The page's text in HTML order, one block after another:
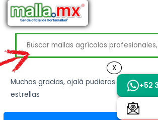
contenido
Muchas gracias, ojalá pudieras dejar tu
estrellas
+52 800
+52
X